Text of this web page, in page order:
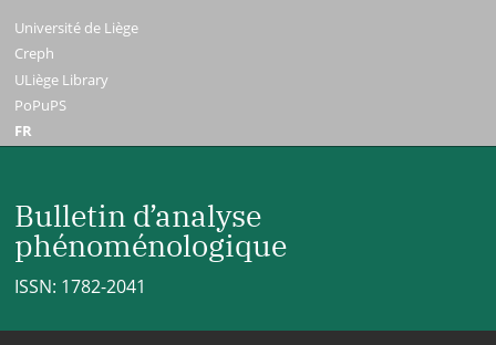
Université de Liège
Creph
ULiège Library
PoPuPS
FR
Bulletin d’analyse
phénoménologique
ISSN: 1782-2041